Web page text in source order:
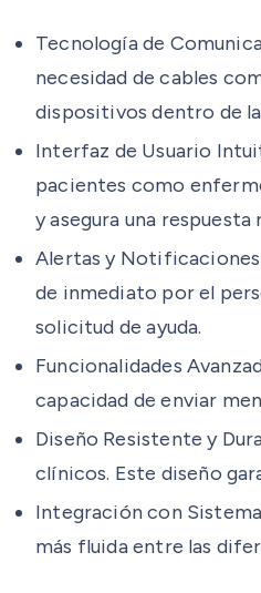
Tecnología de
necesidad de cables
dispositivos dentro de
Interfaz de Usuario
pacientes como
y asegura una respuesta
Alertas y Notificaciones
de inmediato por el
solicitud de ayuda.
Funcionalidades
capacidad de enviar
Diseño Resistente y
clínicos. Este diseño
Integración con
más fluida entre las